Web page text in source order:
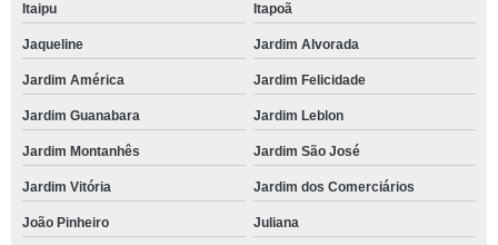
Itaipu Itapoã
Jaqueline Jardim Alvorada
Jardim América Jardim Felicidade
Jardim Guanabara Jardim Leblon
Jardim Montanhês Jardim São José
Jardim Vitória Jardim dos Comerciários
João Pinheiro Juliana